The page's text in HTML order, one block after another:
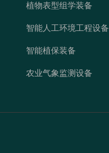
植物表型组学装备
智能人工环境工程设备
智能植保装备
农业气象监测设备